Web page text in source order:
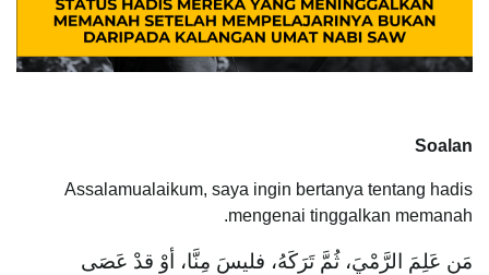
Soalan
Assalamualaikum, saya ingin bertanya tentang hadis
mengenai tinggalkan memanah.
مَن عَلِمَ الرَّمْيَ، ثُمَّ تَرَكَهُ، فليسَ مِنَّا، أوْ قدْ عَصَى